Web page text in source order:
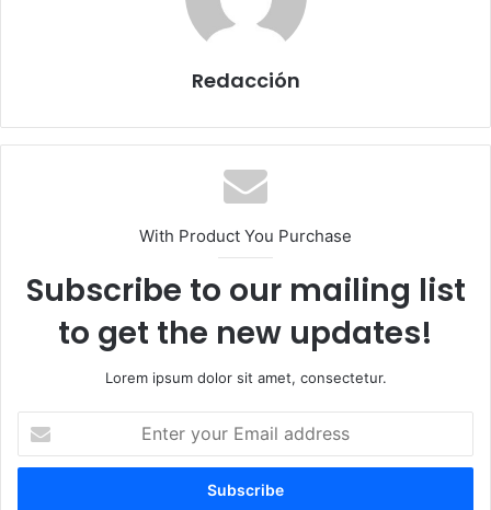
Redacción
With Product You Purchase
Subscribe to our mailing list
to get the new updates!
Lorem ipsum dolor sit amet, consectetur.
t